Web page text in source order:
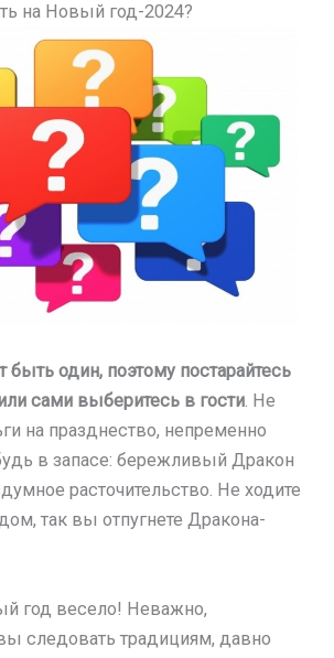
на Новый год-2024?
один, поэтому постарайтесь
сами выберитесь в гости. Не
на празднество, непременно
в запасе: бережливый Дракон
расточительство. Не ходите
так вы отпугнете Дракона-
год весело! Неважно,
следовать традициям, давно